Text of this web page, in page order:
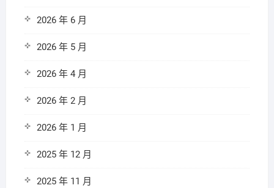
2026 年 6 月
2026 年 5 月
2026 年 4 月
2026 年 2 月
2026 年 1 月
2025 年 12 月
2025 年 11 月